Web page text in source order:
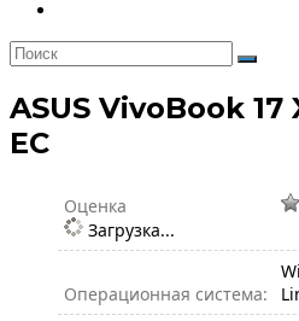
ASUS VivoBook 17
EC
Оценка
Загрузка...
Операционная система: